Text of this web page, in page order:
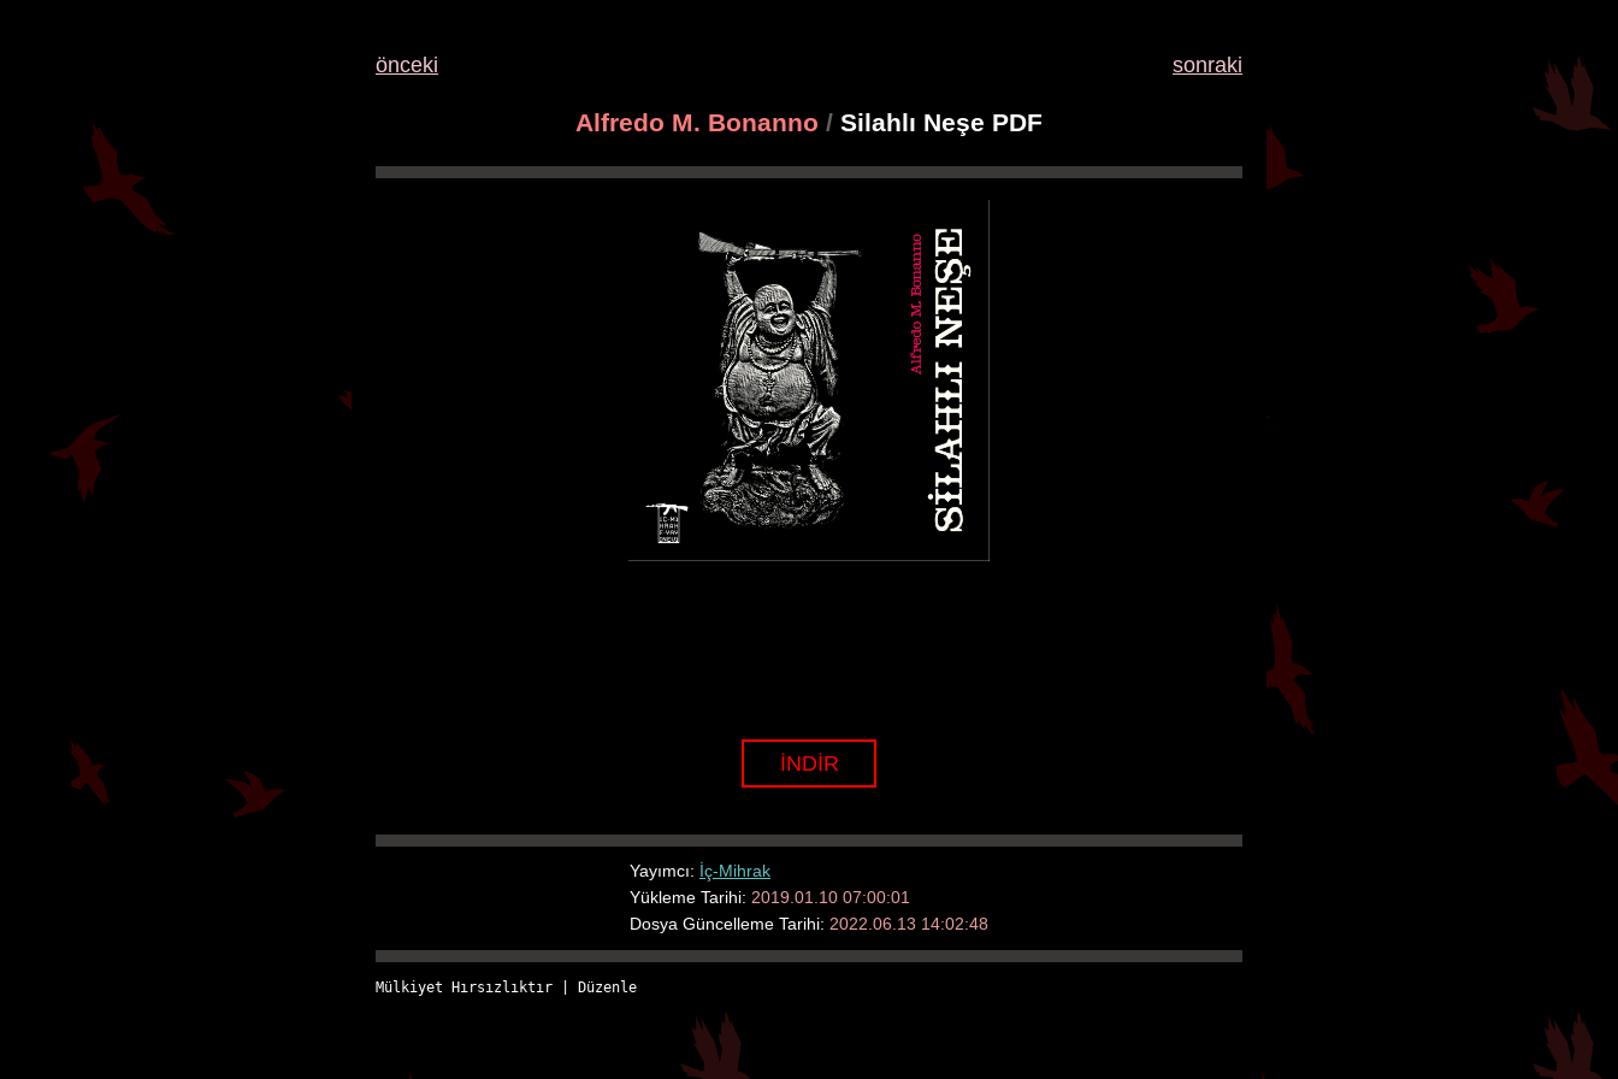
önceki sonraki
Alfredo M. Bonanno / Silahlı Neşe PDF
İNDİR
Yayımcı: İç-Mihrak
Yükleme Tarihi: 2019.01.10 07:00:01
Dosya Güncelleme Tarihi: 2022.06.13 14:02:48
Mülkiyet Hırsızlıktır Düzenle